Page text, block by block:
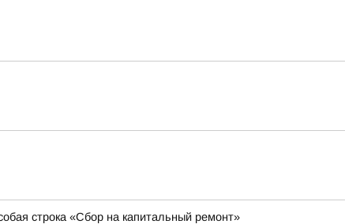
строка «Сбор на капитальный ремонт»